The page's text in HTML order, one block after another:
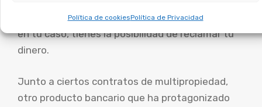
Política de cookiesPolítica de Privacidad
por los afectados. Si reconoces este problema
en tu caso, tienes la posibilidad de reclamar tu
dinero.
Junto a ciertos contratos de multipropiedad,
otro producto bancario que ha protagonizado